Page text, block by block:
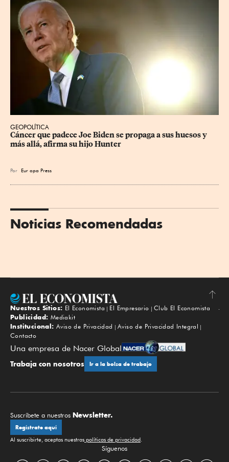
GEOPOLÍTICA
Cáncer que padece Joe Biden se propaga a sus huesos y
más allá, afirma su hijo Hunter
Por Eur opa Press
Noticias Recomendadas
Subir
Nuestros Sitios: El Economista El Empresario
Club El Economista
Publicidad: Mediakit
Institucional: Aviso de Privacidad
Aviso de Privacidad Integral
Contacto
Una empresa de Nacer Global
Trabaja con nosotros Ir a la bolsa de trabajo
Suscríbete a nuestros Newsletter.
Regístrate aquí
Al suscribirte, aceptas nuestras políticas de privacidad.
Síguenos